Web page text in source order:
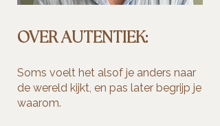
OVER AUTENTIEK:
Soms voelt het alsof je anders naar
de wereld kijkt, en pas later begrijp je
waarom.